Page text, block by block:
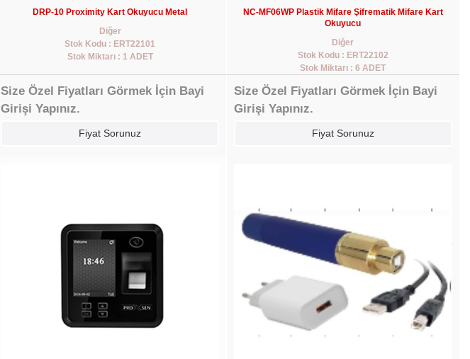
DRP-10 Proximity Kart Okuyucu Metal
Diğer
Stok Kodu : ERT22101
Stok Miktarı : 1 ADET
Size Özel Fiyatları Görmek İçin Bayi
Girişi Yapınız.
Fiyat Sorunuz
NC-MF06WP Plastik Mifare Şifrematik Mifare Kart
Okuyucu
Diğer
Stok Kodu : ERT22102
Stok Miktarı : 6 ADET
Size Özel Fiyatları Görmek İçin Bayi
Girişi Yapınız.
Fiyat Sorunuz